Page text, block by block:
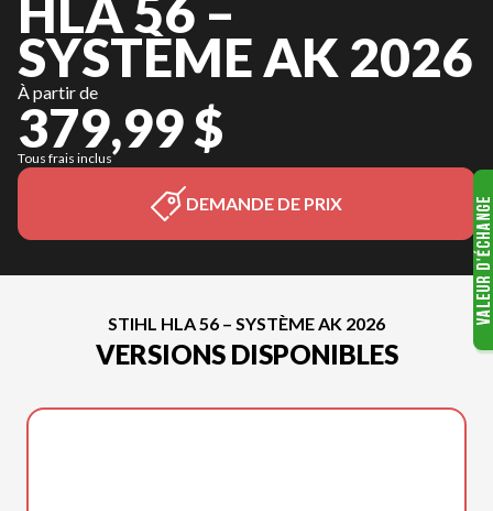
HLA 56 –
SYSTÈME AK 2026
À partir de
379,99 $
Tous frais inclus
DEMANDE DE PRIX
STIHL HLA 56 – SYSTÈME AK 2026
VERSIONS DISPONIBLES